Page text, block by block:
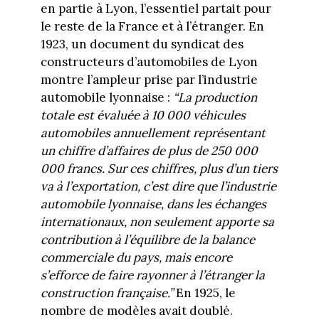
en partie à Lyon, l’essentiel partait pour
le reste de la France et à l’étranger. En
1923, un document du syndicat des
constructeurs d’automobiles de Lyon
montre l’ampleur prise par l’industrie
automobile lyonnaise : “La production
totale est évaluée à 10 000 véhicules
automobiles annuellement représentant
un chiffre d’affaires de plus de 250 000
000 francs. Sur ces chiffres, plus d’un tiers
va à l’exportation, c’est dire que l’industrie
automobile lyonnaise, dans les échanges
internationaux, non seulement apporte sa
contribution à l’équilibre de la balance
commerciale du pays, mais encore
s’efforce de faire rayonner à l’étranger la
construction française.”En 1925, le
nombre de modèles avait doublé.